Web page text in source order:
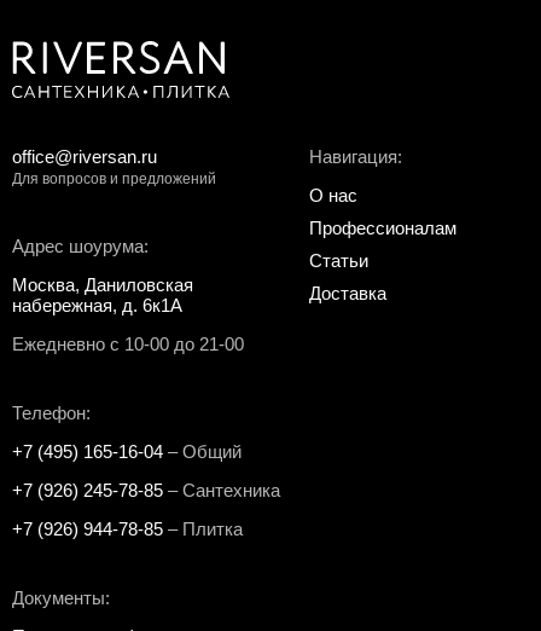
Адрес шоурума:
Москва, Даниловская
набережная, д. 6к1А
Ежедневно с 10-00 до 21-00
Телефон:
+7 (495) 165-16-04 – Общий
+7 (926) 245-78-85 – Сантехника
+7 (926) 944-78-85 – Плитка
Документы:
Навигация:
О нас
Профессионалам
Статьи
Доставка
office@riversan.ru
Для вопросов и предложений